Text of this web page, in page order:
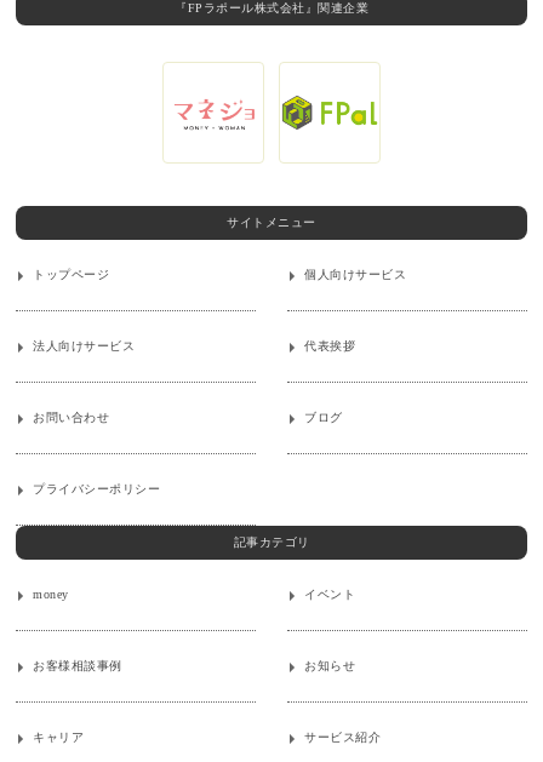
『FPラポール株式会社』関連企業
サイトメニュー
トップページ 個人向けサービス
法人向けサービス 代表挨拶
お問い合わせ ブログ
プライバシーポリシー
記事カテゴリ
money イベント
お客様相談事例 お知らせ
キャリア サービス紹介